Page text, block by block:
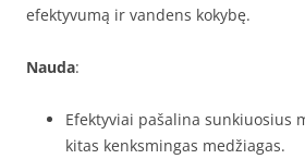
efektyvumą ir vandens kokybę.
Nauda:
Efektyviai pašalina sunkiuosius
kitas kenksmingas medžiagas.